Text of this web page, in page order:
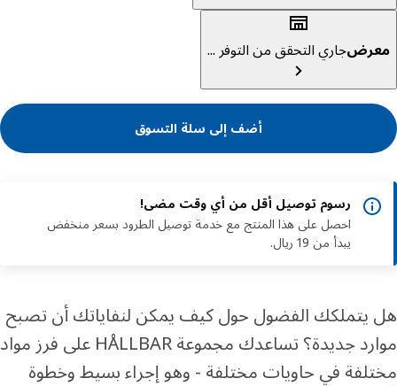
جاري التحقق من التوفر ...
أضف إلى سلة التسوق
رسوم توصيل أقل من أي وقت مضى!
احصل على هذا المنتج مع خدمة توصيل الطرود بسعر منخفض
يبدأ من 19 ريال.
يتملكك الفضول حول كيف يمكن لنفاياتك أن تصبح
موارد جديدة؟ تساعدك مجموعة HÅLLBAR على فرز مواد
في حاويات مختلفة - وهو إجراء بسيط وخطوة